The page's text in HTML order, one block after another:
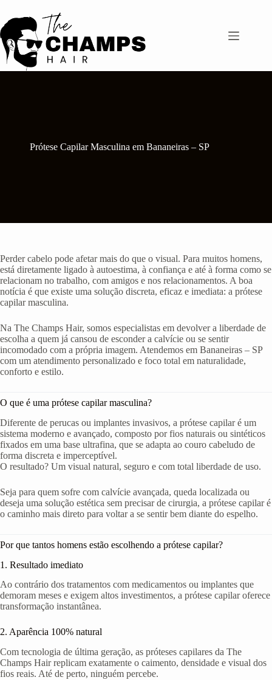
para
o
conteúdo
Prótese Capilar Masculina em Bananeiras – SP
Perder cabelo pode afetar mais do que o visual. Para muitos homens,
está diretamente ligado à autoestima, à confiança e até à forma como se
relacionam no trabalho, com amigos e nos relacionamentos. A boa
notícia é que existe uma solução discreta, eficaz e imediata: a prótese
capilar masculina.
Na The Champs Hair, somos especialistas em devolver a liberdade de
escolha a quem já cansou de esconder a calvície ou se sentir
incomodado com a própria imagem. Atendemos em Bananeiras – SP
com um atendimento personalizado e foco total em naturalidade,
conforto e estilo.
O que é uma prótese capilar masculina?
Diferente de perucas ou implantes invasivos, a prótese capilar é um
sistema moderno e avançado, composto por fios naturais ou sintéticos
fixados em uma base ultrafina, que se adapta ao couro cabeludo de
forma discreta e imperceptível.
O resultado? Um visual natural, seguro e com total liberdade de uso.
Seja para quem sofre com calvície avançada, queda localizada ou
deseja uma solução estética sem precisar de cirurgia, a prótese capilar é
o caminho mais direto para voltar a se sentir bem diante do espelho.
Por que tantos homens estão escolhendo a prótese capilar?
1. Resultado imediato
Ao contrário dos tratamentos com medicamentos ou implantes que
demoram meses e exigem altos investimentos, a prótese capilar oferece
transformação instantânea.
2. Aparência 100% natural
Com tecnologia de última geração, as próteses capilares da The
Champs Hair replicam exatamente o caimento, densidade e visual dos
fios reais. Até de perto, ninguém percebe.